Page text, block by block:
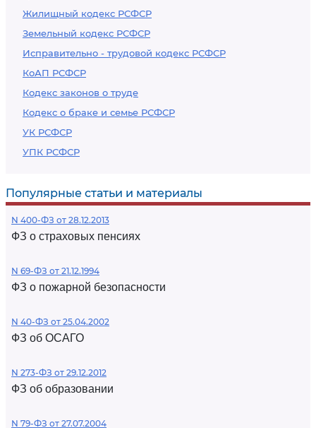
Жилищный кодекс РСФСР
Земельный кодекс РСФСР
Исправительно - трудовой кодекс РСФСР
КоАП РСФСР
Кодекс законов о труде
Кодекс о браке и семье РСФСР
УК РСФСР
УПК РСФСР
Популярные статьи и материалы
N 400-ФЗ от 28.12.2013
ФЗ о страховых пенсиях
N 69-ФЗ от 21.12.1994
ФЗ о пожарной безопасности
N 40-ФЗ от 25.04.2002
ФЗ об ОСАГО
N 273-ФЗ от 29.12.2012
ФЗ об образовании
N 79-ФЗ от 27.07.2004